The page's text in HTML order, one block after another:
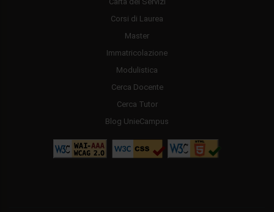
Corsi di Laurea
Master
Immatricolazione
Modulistica
Cerca Docente
Cerca Tutor
Blog UnieCampus